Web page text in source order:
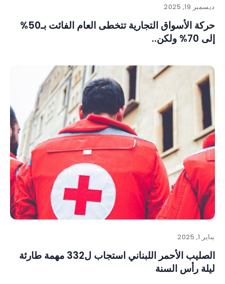
ديسمبر 19, 2025
حركة الأسواق التجارية تتخطى العام الفائت بـ50%
إلى 70% ولكن..
يناير 1, 2025
الصليب الأحمر اللبناني استجاب ل332 مهمة طارئة
ليلة رأس السنة